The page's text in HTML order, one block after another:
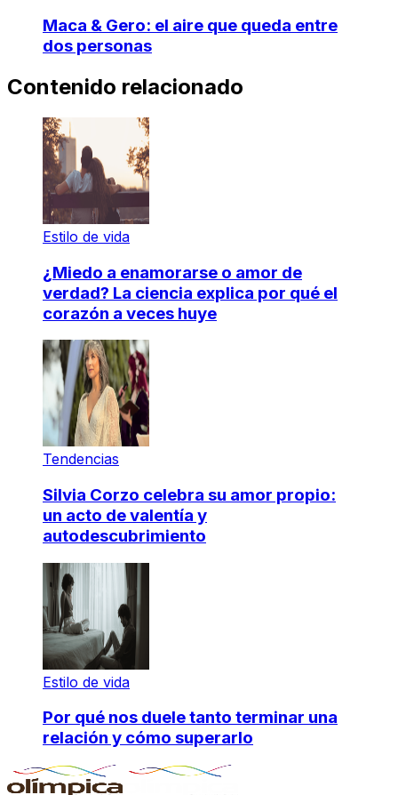
Maca & Gero: el aire que queda entre
dos personas
Contenido relacionado
Estilo de vida
¿Miedo a enamorarse o amor de
verdad? La ciencia explica por qué el
corazón a veces huye
Tendencias
Silvia Corzo celebra su amor propio:
un acto de valentía y
autodescubrimiento
Estilo de vida
Por qué nos duele tanto terminar una
relación y cómo superarlo